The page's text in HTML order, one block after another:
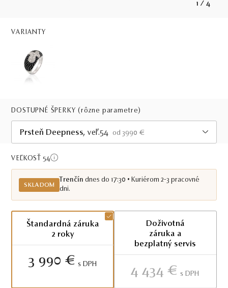
1 / 4
VARIANTY
DOSTUPNÉ ŠPERKY(rôzne parametre)
Prsteň Deepness, veľ.54
od 3990 €
Skladom TN
VEĽKOSŤ 54
SKLADOM
Trenčín dnes do 17:30 • Kuriérom 2-3 pracovné
dni.
Štandardná záruka
2 roky
3 990 € S DPH
Doživotná
záruka a
bezplatný servis
4 434 € S DPH